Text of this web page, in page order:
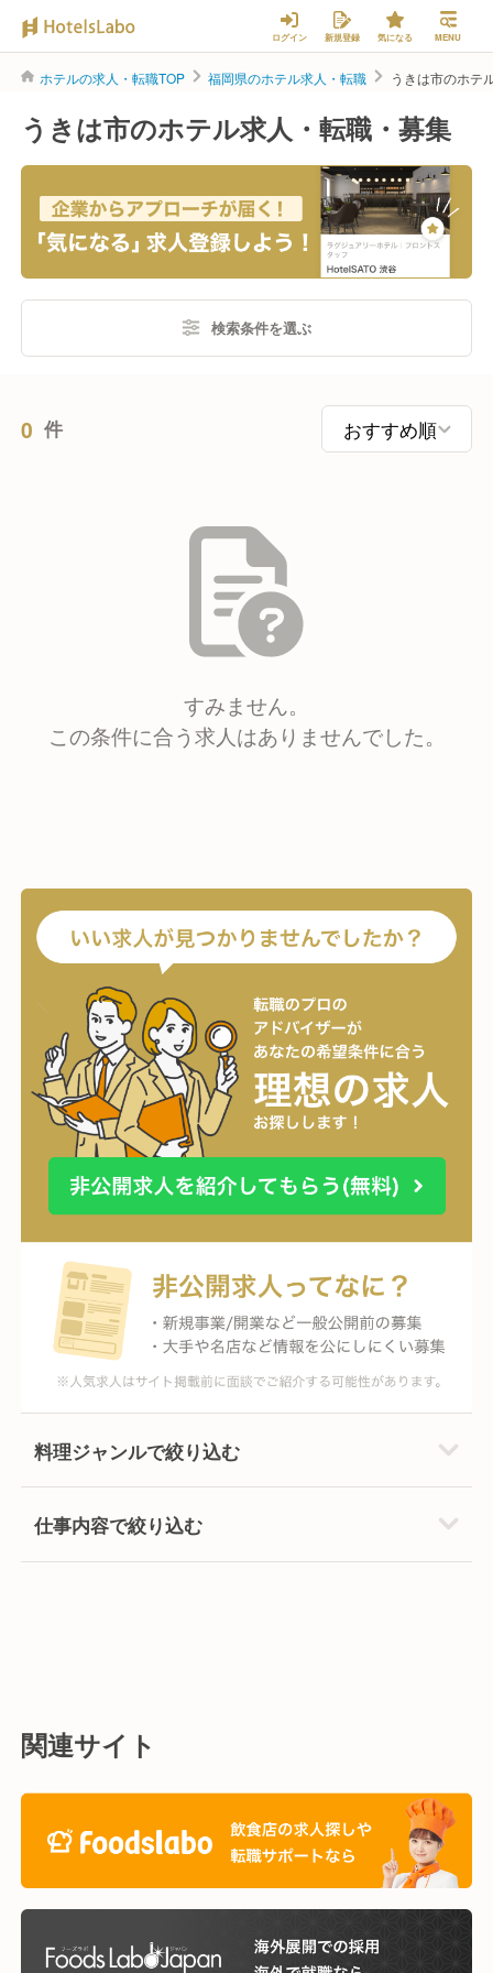
ログイン 新規登録 気になる MENU
ホテルの求人・転職TOP 福岡県のホテル求人・転職 うきは市のホテ
うきは市のホテル求人・転職・募集
検索条件を選ぶ
0 件
すみません。
この条件に合う求人はありませんでした。
料理ジャンルで絞り込む
仕事内容で絞り込む
関連サイト